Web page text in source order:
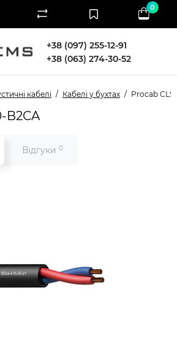
+38 (097) 255-12-91
+38 (063) 274-30-52
0
кабелі Кабелі у бухтах Procab
B2CA
Відгуки 0